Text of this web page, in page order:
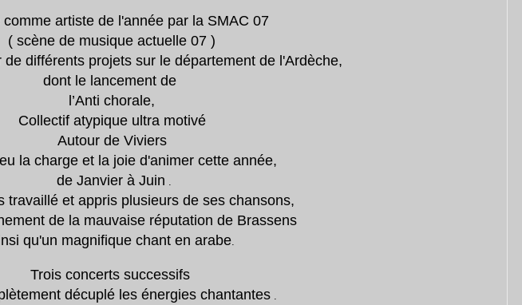
comme artiste de l'année par la SMAC 07
( scène de musique actuelle 07 )
de différents projets sur le département de l'Ardèche,
dont le lancement de
l’Anti chorale,
Collectif atypique ultra motivé
Autour de Viviers
la charge et la joie d'animer cette année,
de Janvier à Juin
travaillé et appris plusieurs de ses chansons,
de la mauvaise réputation de Brassens
qu'un magnifique chant en arabe.
Trois concerts successifs
décuplé les énergies chantantes